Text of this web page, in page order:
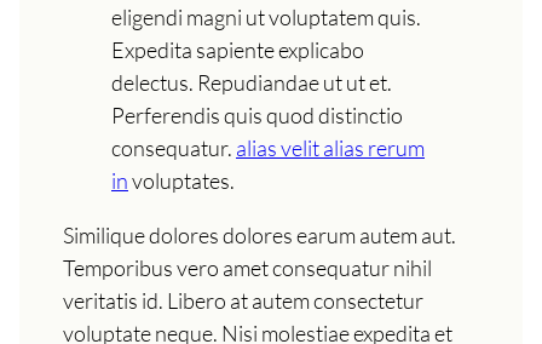
eligendi magni ut voluptatem quis.
Expedita sapiente explicabo
delectus. Repudiandae ut ut et.
Perferendis quis quod distinctio
consequatur. alias velit alias rerum
involuptates.
Similique dolores dolores earum autem aut.
Temporibus vero amet consequatur nihil
veritatis id. Libero at autem consectetur
voluptate neque. Nisi molestiae expedita et